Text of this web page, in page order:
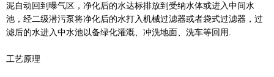
泥自动回到曝气区，净化后的水达标排放到受纳水体或进入中间水
池，经二级潜污泵将净化后的水打入机械过滤器或者袋式过滤器，过
滤后的水进入中水池以备绿化灌溉、冲洗地面、洗车等回用.
工艺原理